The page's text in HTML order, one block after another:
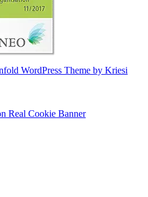
WordPress Theme by Kriesi
Real Cookie Banner